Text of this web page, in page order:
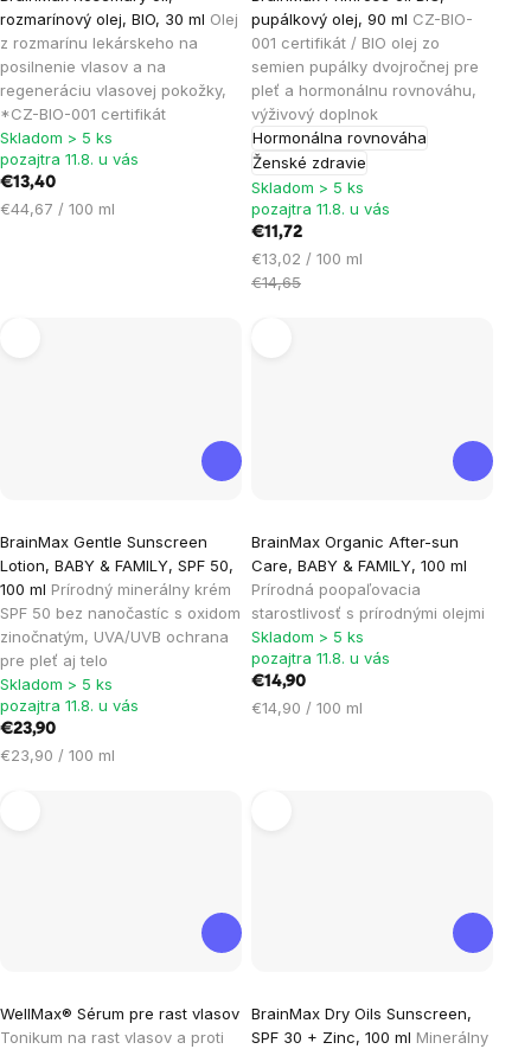
rozmarínový olej, BIO, 30 ml Olej
z rozmarínu lekárskeho na
posilnenie vlasov a na
regeneráciu vlasovej pokožky,
*CZ-BIO-001 certifikát
Skladom > 5 ks
pozajtra 11.8. u vás
€13,40
Jednotková
€44,67 / 100 ml
pupálkový olej, 90 ml CZ-BIO-
001 certifikát / BIO olej zo
semien pupálky dvojročnej pre
pleť a hormonálnu rovnováhu,
výživový doplnok
Hormonálna rovnováha
Ženské zdravie
Skladom > 5 ks
pozajtra 11.8. u vás
€11,72
Jednotková
cena:
€13,02 / 100 ml
€14,65
BrainMax Gentle Sunscreen
Lotion, BABY & FAMILY, SPF 50,
100 ml Prírodný minerálny krém
SPF 50 bez nanočastíc s oxidom
zinočnatým, UVA/UVB ochrana
pre pleť aj telo
Skladom > 5 ks
pozajtra 11.8. u vás
€23,90
Jednotková
€23,90 / 100 ml
BrainMax Organic After-sun
Care, BABY & FAMILY, 100 ml
Prírodná poopaľovacia
starostlivosť s prírodnými olejmi
Skladom > 5 ks
pozajtra 11.8. u vás
€14,90
Jednotková
€14,90 / 100 ml
WellMax® Sérum pre rast vlasov
Tonikum na rast vlasov a proti
BrainMax Dry Oils Sunscreen,
SPF 30 + Zinc, 100 ml Minerálny